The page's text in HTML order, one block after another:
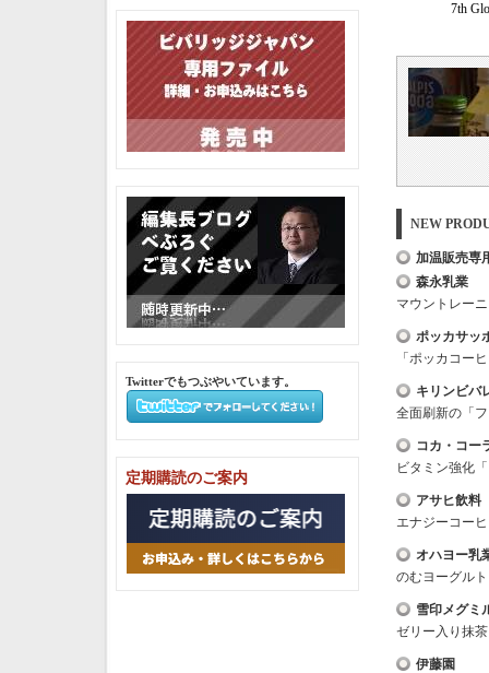
7th
NEW
加温販売専
森永乳業
マウントレー
ポッカサッ
「ポッカコー
キリンビバ
全面刷新の「
コカ・コー
ビタミン強化
アサヒ飲料
エナジーコー
オハヨー乳
のむヨーグル
雪印メグミ
ゼリー入り抹
伊藤園
Twitterでもつぶやいています。
定期購読のご案内